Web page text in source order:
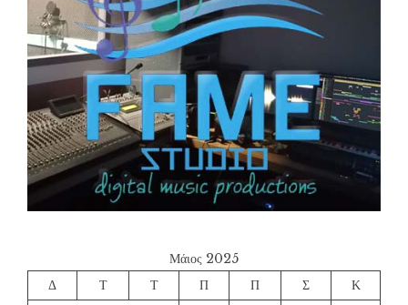
Μάιος 2025
Δ
Τ Τ Π Π Σ
Κ